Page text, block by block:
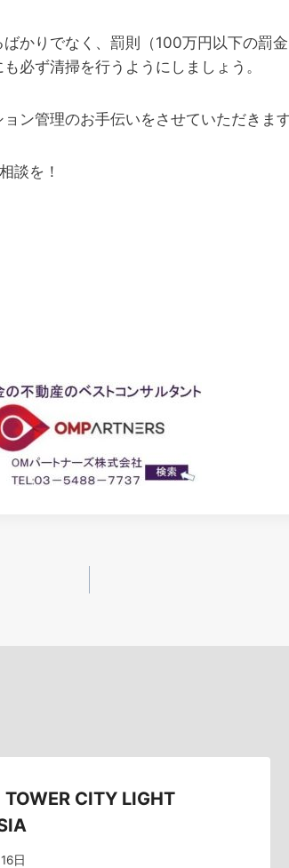
かりでなく、罰則（100万円以下の罰
必ず清掃を行うようにしましょう。
ン管理のお手伝いをさせていただきま
談を！
TOWER CITY LIGHT
日